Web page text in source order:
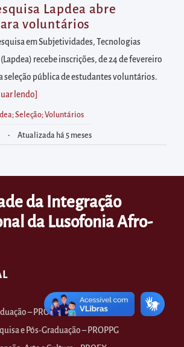
Lapdea abre
voluntários
em Subjetividades, Tecnologias
recebe inscrições, de 24 de fevereiro
a seleção pública de estudantes voluntários.
lendo
Seleção; Voluntários
Atualizada há 5 meses
da Integração
da Lusofonia Afro-
– PROGRAD
e Pós-Graduação – PROPPG